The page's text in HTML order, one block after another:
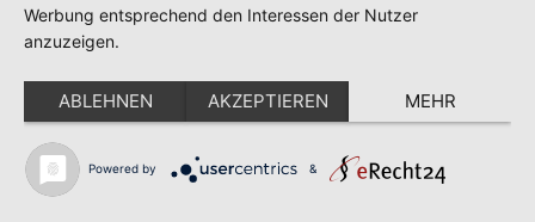
Werbung entsprechend den Interessen der Nutzer
anzuzeigen.
ABLEHNEN AKZEPTIEREN MEHR
Powered by &